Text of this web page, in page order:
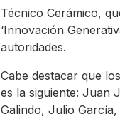
Técnico Cerámico,
‘Innovación
autoridades.
Cabe destacar que
es la siguiente: Juan
Galindo, Julio